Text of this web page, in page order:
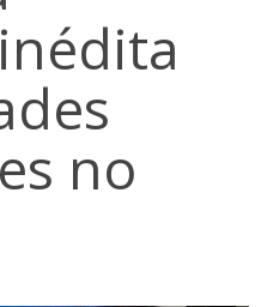
no